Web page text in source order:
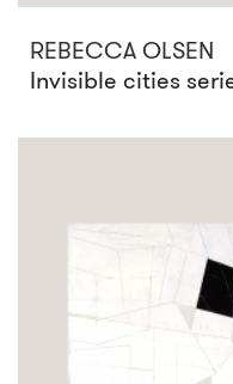
REBECCA OLSEN
Invisible cities